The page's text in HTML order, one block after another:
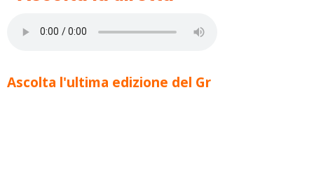
Ascolta l'ultima edizione del Gr